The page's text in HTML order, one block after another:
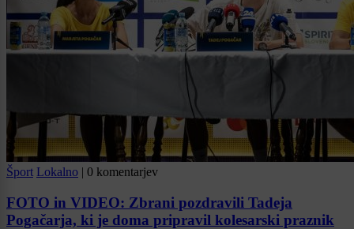
Šport Lokalno | 0 komentarjev
FOTO in VIDEO: Zbrani pozdravili Tadeja
Pogačarja, ki je doma pripravil kolesarski praznik